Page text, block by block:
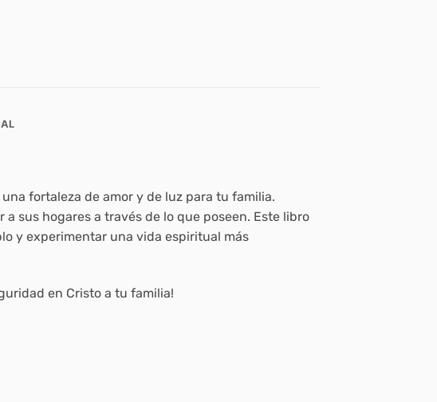
fortaleza de amor y de luz para tu familia.
sus hogares a través de lo que poseen. Este libro
y experimentar una vida espiritual más
en Cristo a tu familia!